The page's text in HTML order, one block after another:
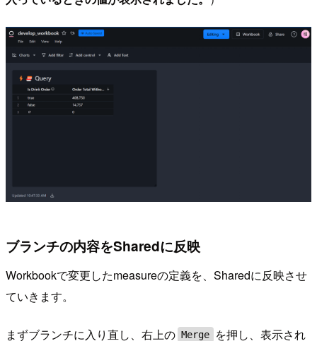
ブランチの内容をSharedに反映
Workbookで変更したmeasureの定義を、Sharedに反映させ
ていきます。
まずブランチに入り直し、右上の Merge
を押し、表示され